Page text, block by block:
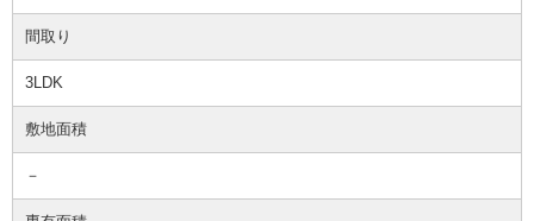
間取り
3LDK
敷地面積
－